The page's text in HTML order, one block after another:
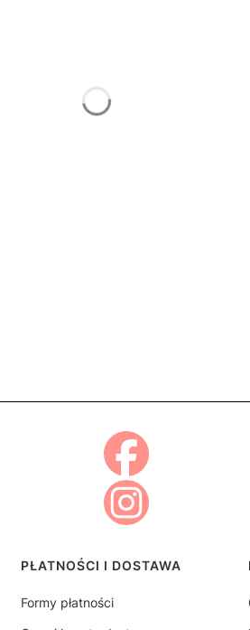
PŁATNOŚCI I DOSTAWA
Formy płatności